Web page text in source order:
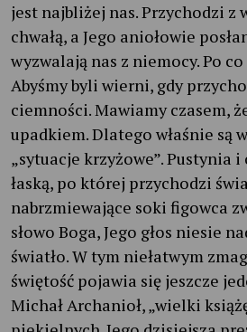
jest najbliżej nas. Przychodzi z
chwałą, a Jego aniołowie
wyzwalają nas z niemocy. Po co
Abyśmy byli wierni, gdy
ciemności. Mawiamy czasem,
upadkiem. Dlatego właśnie są
„sytuacje krzyżowe”. Pustynia
łaską, po której przychodzi
nabrzmiewające soki figowca
słowo Boga, Jego głos niesie
światło. W tym niełatwym
świętość pojawia się jeszcze
Michał Archanioł, „wielki